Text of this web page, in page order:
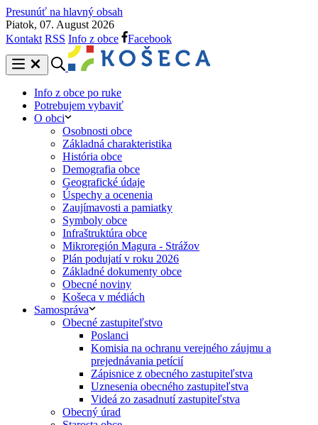
Presunúť na hlavný obsah
Piatok, 07. August 2026
Kontakt RSS Info z obce Facebook
Info z obce po ruke
Potrebujem vybaviť
O obci
Osobnosti obce
Základná charakteristika
História obce
Demografia obce
Geografické údaje
Úspechy a ocenenia
Zaujímavosti a pamiatky
Symboly obce
Infraštruktúra obce
Mikroregión Magura - Strážov
Plán podujatí v roku 2026
Základné dokumenty obce
Obecné noviny
Košeca v médiách
Samospráva
Obecné zastupiteľstvo
Poslanci
Komisia na ochranu verejného záujmu a
prejednávania petícií
Zápisnice z obecného zastupiteľstva
Uznesenia obecného zastupiteľstva
Videá zo zasadnutí zastupiteľstva
Obecný úrad